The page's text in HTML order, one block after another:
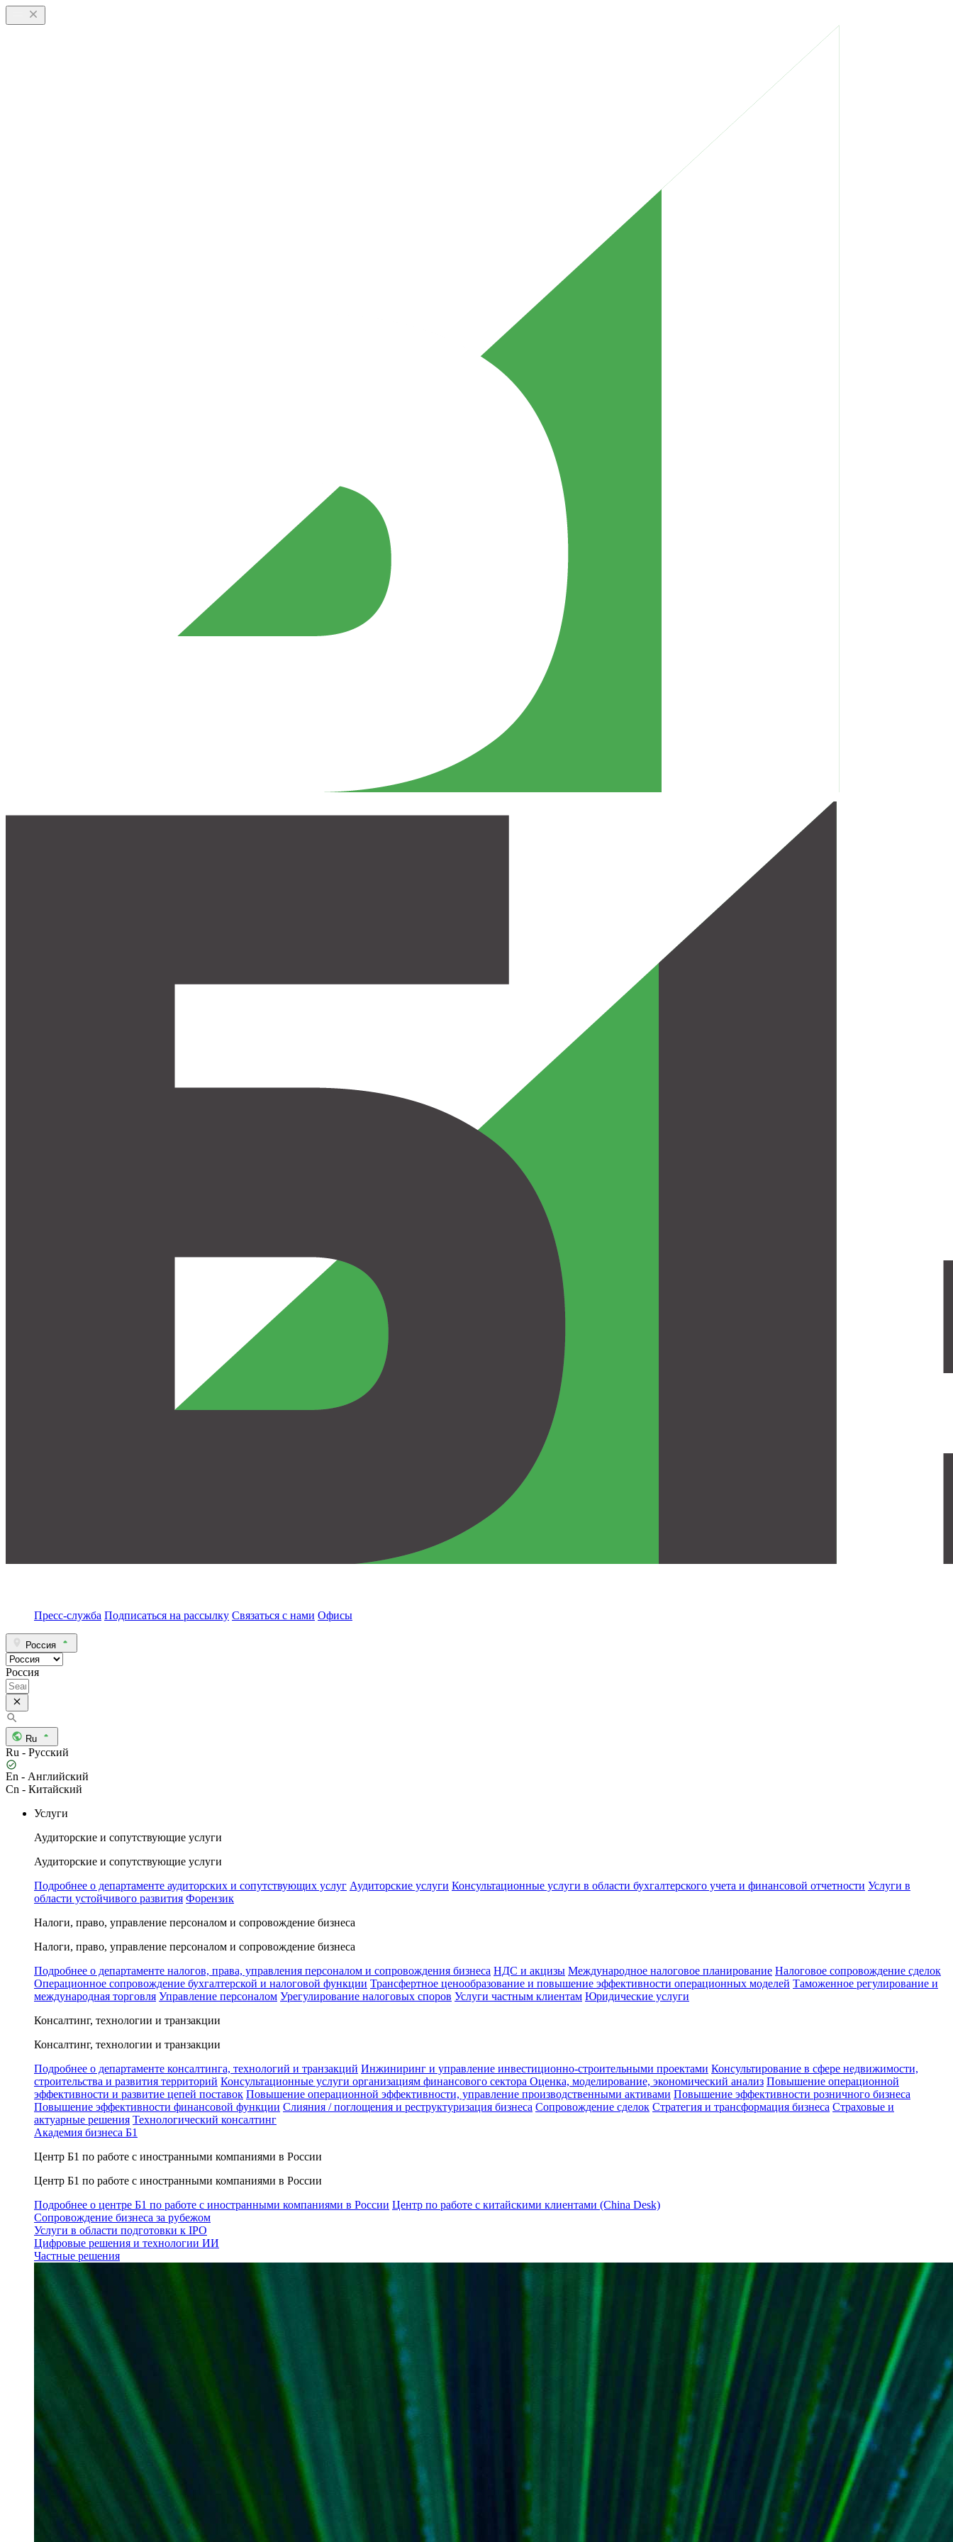
Пресс-служба Подписаться на рассылку Связаться с нами Офисы
Россия
Россия
Ru
Ru - Русский
En - Английский
Cn - Китайский
Услуги
Аудиторские и сопутствующие услуги
Аудиторские и сопутствующие услуги
Подробнее о департаменте аудиторских и сопутствующих услуг Аудиторские услуги Консультационные услуги в области бухгалтерского учета и финансовой отчетности Услуги в
области устойчивого развития Форензик
Налоги, право, управление персоналом и сопровождение бизнеса
Налоги, право, управление персоналом и сопровождение бизнеса
Подробнее о департаменте налогов, права, управления персоналом и сопровождения бизнеса НДС и акцизы Международное налоговое планирование Налоговое сопровождение сделок
Операционное сопровождение бухгалтерской и налоговой функции Трансфертное ценообразование и повышение эффективности операционных моделей Таможенное регулирование и
международная торговля Управление персоналом Урегулирование налоговых споров Услуги частным клиентам Юридические услуги
Консалтинг, технологии и транзакции
Консалтинг, технологии и транзакции
Подробнее о департаменте консалтинга, технологий и транзакций Инжиниринг и управление инвестиционно-строительными проектами Консультирование в сфере недвижимости,
строительства и развития территорий Консультационные услуги организациям финансового сектора Оценка, моделирование, экономический анализ Повышение операционной
эффективности и развитие цепей поставок Повышение операционной эффективности, управление производственными активами Повышение эффективности розничного бизнеса
Повышение эффективности финансовой функции Слияния / поглощения и реструктуризация бизнеса Сопровождение сделок Стратегия и трансформация бизнеса Страховые и
актуарные решения Технологический консалтинг
Академия бизнеса Б1
Центр Б1 по работе с иностранными компаниями в России
Центр Б1 по работе с иностранными компаниями в России
Подробнее о центре Б1 по работе с иностранными компаниями в России Центр по работе с китайскими клиентами (China Desk)
Сопровождение бизнеса за рубежом
Услуги в области подготовки к IPO
Цифровые решения и технологии ИИ
Частные решения